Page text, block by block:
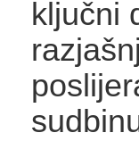
ključni